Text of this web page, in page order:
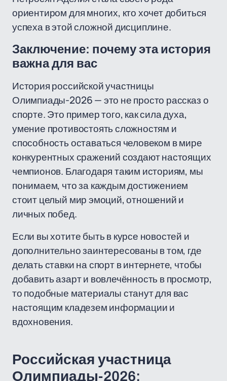
ориентиром для многих, кто хочет добиться
успеха в этой сложной дисциплине.
Заключение: почему эта история
важна для вас
История российской участницы
Олимпиады-2026 — это не просто рассказ о
спорте. Это пример того, как сила духа,
умение противостоять сложностям и
способность оставаться человеком в мире
конкурентных сражений создают настоящих
чемпионов. Благодаря таким историям, мы
понимаем, что за каждым достижением
стоит целый мир эмоций, отношений и
личных побед.
Если вы хотите быть в курсе новостей и
дополнительно заинтересованы в том, где
делать ставки на спорт в интернете, чтобы
добавить азарт и вовлечённость в просмотр,
то подобные материалы станут для вас
настоящим кладезем информации и
вдохновения.
Российская участница
Олимпиады-2026: